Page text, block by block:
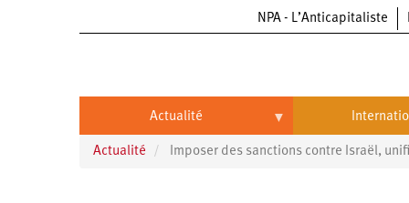
NPA - L’Anticapitaliste
Actualité
Actualité International
Actualité Imposer des sanctions contre Israël,